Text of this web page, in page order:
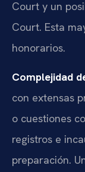
Court y un
Court. Esta
honorarios.
Complejidad
con extensas
o cuestiones
registros e
preparación.